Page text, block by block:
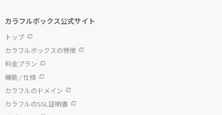
カラフルボックス公式サイト
トップ
カラフルボックスの特徴
料金プラン
機能 / 仕様
カラフルのドメイン
カラフルのSSL証明書